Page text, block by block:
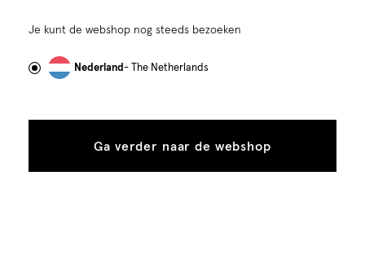
gebruiken wij cookies en daarmee vergelijkbare
om advertenties te personaliseren...
tonen
toestaan
Je kunt de webshop nog steeds bezoeken
Nederland- The Netherlands
Ga verder naar de webshop